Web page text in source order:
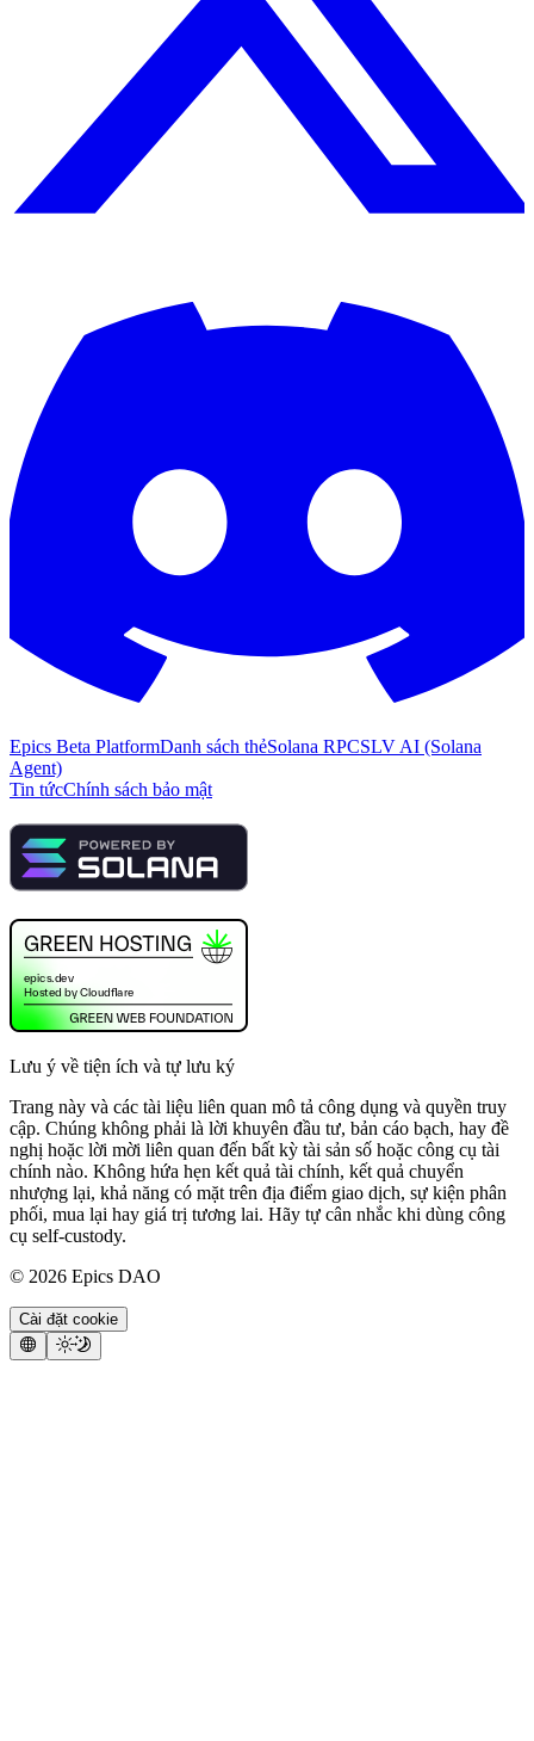
Epics Beta PlatformDanh sách thẻSolana RPCSLV AI (Solana
Agent)
Tin tứcChính sách bảo mật
Lưu ý về tiện ích và tự lưu ký
Trang này và các tài liệu liên quan mô tả công dụng và quyền truy
cập. Chúng không phải là lời khuyên đầu tư, bản cáo bạch, hay đề
nghị hoặc lời mời liên quan đến bất kỳ tài sản số hoặc công cụ tài
chính nào. Không hứa hẹn kết quả tài chính, kết quả chuyển
nhượng lại, khả năng có mặt trên địa điểm giao dịch, sự kiện phân
phối, mua lại hay giá trị tương lai. Hãy tự cân nhắc khi dùng công
cụ self-custody.
© 2026 Epics DAO
Cài đặt cookie